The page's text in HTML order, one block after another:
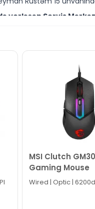
yerləşən Servis
Charcoal
150 metr məsafədə
də digər kompüter
ehtiyacınız varsa
Wireless Charcoal
əlaqə qurmaq
üçün təşəkkür edirik!
MSI Clutch
Gaming Mouse
Wired | Optic |